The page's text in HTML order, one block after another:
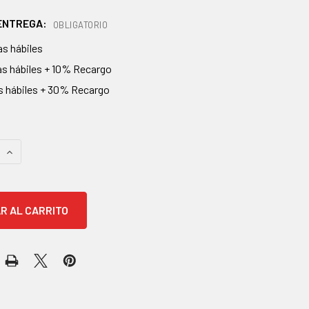
OBLIGATORIO
hábiles
hábiles + 10% Recargo
hábiles + 30% Recargo
AUMENTAR CANTIDAD: